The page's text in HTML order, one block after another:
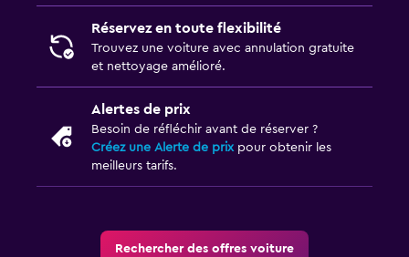
Réservez en toute flexibilité
Trouvez une voiture avec annulation gratuite
et nettoyage amélioré.
Alertes de prix
Besoin de réfléchir avant de réserver ?
Créez une Alerte de prixpour obtenir les
meilleurs tarifs.
Rechercher des offres voiture